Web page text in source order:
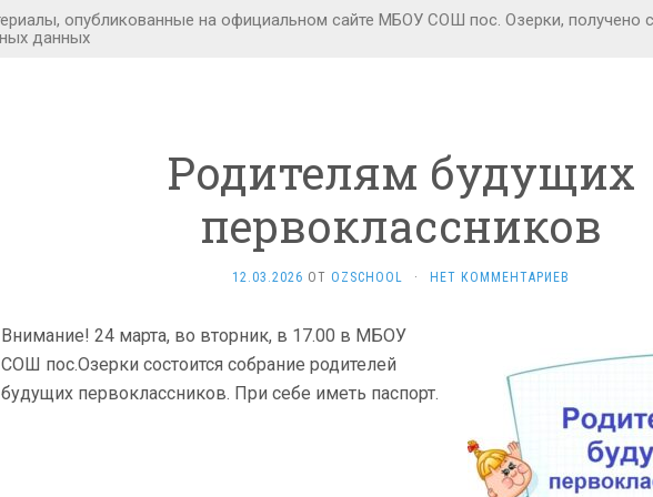
Родителям будущих
первоклассников
12.03.2026 ОТ OZSCHOOL · НЕТ КОММЕНТАРИЕВ
Внимание! 24 марта, во вторник, в 17.00 в МБОУ
СОШ пос.Озерки состоится собрание родителей
будущих первоклассников. При себе иметь паспорт.